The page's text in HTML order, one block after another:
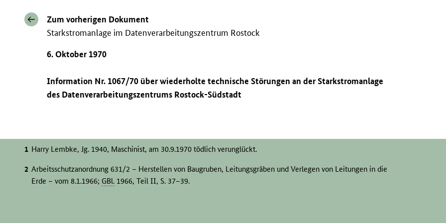
Zum vorherigen Dokument
Starkstromanlage im Datenverarbeitungszentrum Rostock
6. Oktober 1970
Information Nr. 1067/70 über wiederholte technische Störungen an der Starkstromanlage
des Datenverarbeitungszentrums Rostock-Südstadt
Harry Lembke, Jg. 1940, Maschinist, am 30.9.1970 tödlich verunglückt.
Arbeitsschutzanordnung 631/2 – Herstellen von Baugruben, Leitungsgräben und Verlegen von Leitungen in die
Erde – vom 8.1.1966; GBl. 1966, Teil II, S. 37–39.